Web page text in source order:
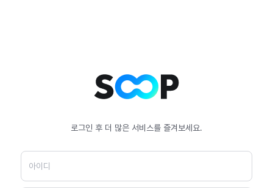
로그인 후 더 많은 서비스를 즐겨보세요.